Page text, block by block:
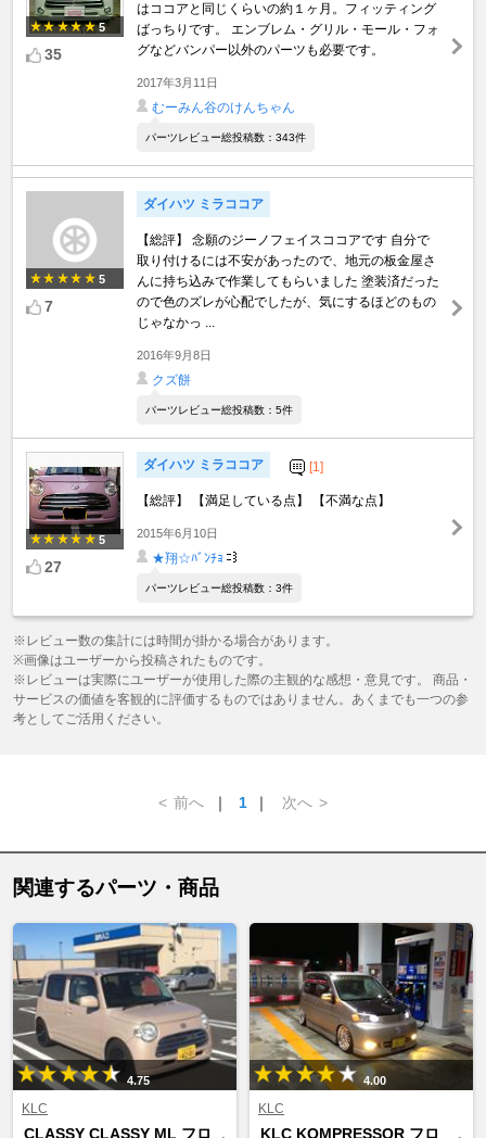
5
35
はココアと同じくらいの約１ヶ月。フィッティング
ばっちりです。 エンブレム・グリル・モール・フォ
グなどバンパー以外のパーツも必要です。
2017年3月11日
むーみん谷のけんちゃん
パーツレビュー総投稿数：343件
5
7
ダイハツ ミラココア
【総評】 念願のジーノフェイスココアです 自分で
取り付けるには不安があったので、地元の板金屋さ
んに持ち込みで作業してもらいました 塗装済だった
ので色のズレが心配でしたが、気にするほどのもの
じゃなかっ ...
2016年9月8日
クズ餅
パーツレビュー総投稿数：5件
5
27
ダイハツ ミラココア [1]
【総評】 【満足している点】 【不満な点】
2015年6月10日
★翔☆ﾊﾞﾝﾁｮ
パーツレビュー総投稿数：3件
※レビュー数の集計には時間が掛かる場合があります。
※画像はユーザーから投稿されたものです。
※レビューは実際にユーザーが使用した際の主観的な感想・意見です。 商品・
サービスの価値を客観的に評価するものではありません。あくまでも一つの参
考としてご活用ください。
< 前へ ｜ 1 ｜ 次へ >
関連するパーツ・商品
4.75
KLC
CLASSY CLASSY ML フロ
4.00
KLC
KLC KOMPRESSOR フロ